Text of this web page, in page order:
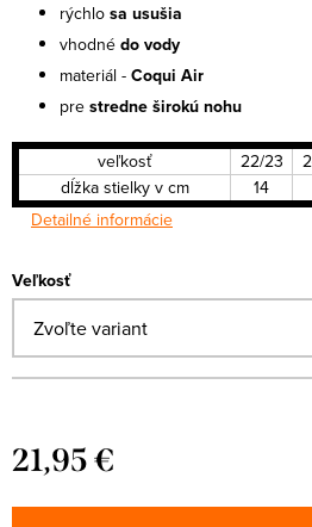
rýchlo sa usušia
vhodné do vody
materiál - Coqui Air
pre stredne širokú nohu
veľkosť 22/23
dĺžka stielky v cm
14
Detailné informácie
Veľkosť
21,95 €
cena: